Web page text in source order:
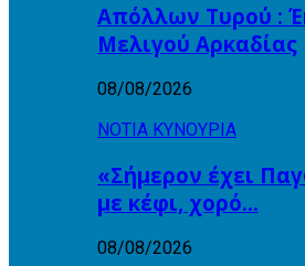
Απόλλων Τυρού :
Μελιγού Αρκαδίας
08/08/2026
ΝΟΤΙΑ ΚΥΝΟΥΡΙΑ
«Σήμερον έχει
με κέφι, χορό…
08/08/2026